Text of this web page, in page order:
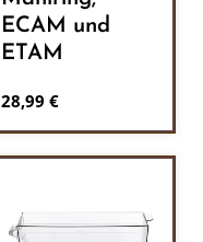
ECAM und
ETAM
Regulärer Preis:
28,99 €